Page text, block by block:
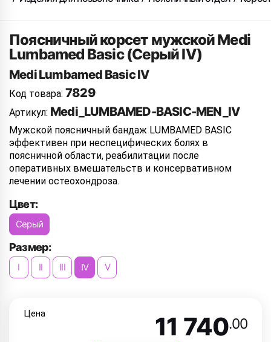
Поясничный корсет мужской Medi
Lumbamed Basic (Серый IV)
Medi Lumbamed Basic IV
Код товара: 7829
Артикул: Medi_LUMBAMED-BASIC-MEN_IV
Мужской поясничный бандаж LUMBAMED BASIC
эффективен при неспецифических болях в
поясничной области, реабилитации после
оперативных вмешательств и консервативном
лечении остеохондроза.
Цвет:
Серый
Размер:
I II III IV V
Цена 11 740.00